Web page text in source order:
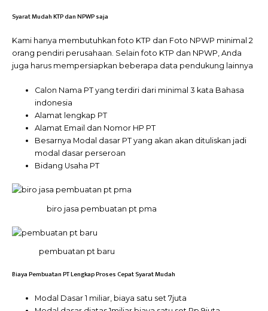
Syarat Mudah KTP dan NPWP saja
Kami hanya membutuhkan foto KTP dan Foto NPWP minimal 2
orang pendiri perusahaan. Selain foto KTP dan NPWP, Anda
juga harus mempersiapkan beberapa data pendukung lainnya
Calon Nama PT yang terdiri dari minimal 3 kata Bahasa
indonesia
Alamat lengkap PT
Alamat Email dan Nomor HP PT
Besarnya Modal dasar PT yang akan akan dituliskan jadi
modal dasar perseroan
Bidang Usaha PT
biro jasa pembuatan pt pma
pembuatan pt baru
Biaya Pembuatan PT Lengkap Proses Cepat Syarat Mudah
Modal Dasar 1 miliar, biaya satu set 7juta